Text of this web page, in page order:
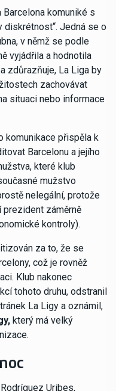
komuniké s
diskrétnost“. Jedná se o
v němž se podle
vyjádřila a hodnotila
zdůrazňuje, La Liga by
zachovávat
situaci nebo informace
komunikace přispěla k
Barcelonu a jejího
které klub
mužstvo
nelegální, protože
prezident záměrně
kontroly).
za to, že se
což je rovněž
Klub nakonec
tohoto druhu, odstranil
La Ligy a oznámil,
který má velký
Uribes,